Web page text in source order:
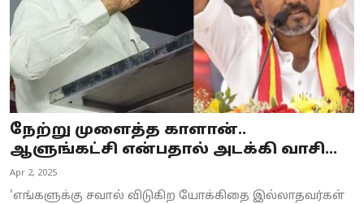
நேற்று முளைத்த காளான்..
ஆளுங்கட்சி என்பதால் அடக்கி வாசி...
Apr 2, 2025
'எங்களுக்கு சவால் விடுகிற யோக்கிதை இல்லாதவர்கள்